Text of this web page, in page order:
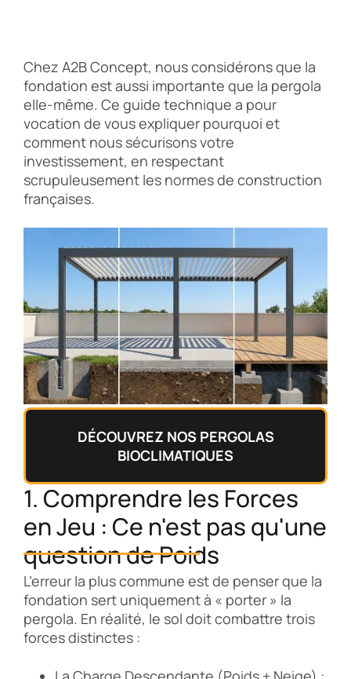
Chez A2B Concept, nous considérons que la
fondation est aussi importante que la pergola
elle-même. Ce guide technique a pour
vocation de vous expliquer pourquoi et
comment nous sécurisons votre
investissement, en respectant
scrupuleusement les normes de construction
françaises.
DÉCOUVREZ NOS PERGOLAS
BIOCLIMATIQUES
1. Comprendre les Forces
en Jeu : Ce n'est pas qu'une
question de Poids
L’erreur la plus commune est de penser que la
fondation sert uniquement à « porter » la
pergola. En réalité, le sol doit combattre trois
forces distinctes :